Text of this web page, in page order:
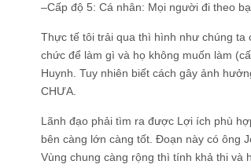
–Cấp độ 5: Cá nhân: Mọi người đi theo
Thực tế tôi trải qua thì hình như chúng
chức để làm gì và họ không muốn làm
Huynh. Tuy nhiên biết cách gây ảnh
CHƯA.
Lãnh đạo phải tìm ra được Lợi ích phù
bên càng lớn càng tốt. Đoạn này có ông
Vùng chung càng rộng thì tính khả thi và